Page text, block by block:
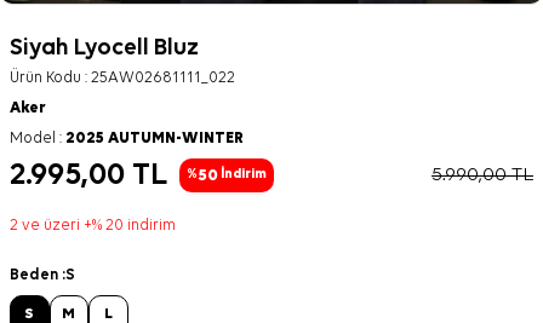
Siyah Lyocell Bluz
Ürün Kodu : 25AW02681111_022
Aker
Model : 2025 AUTUMN-WINTER
2.995,00 TL %50 İndirim 5.990,00TL
2 ve üzeri +% 20 indirim
Beden :S
S M L